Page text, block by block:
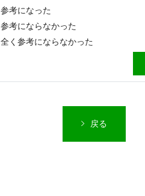
参考になった
参考にならなかった
全く参考にならなかった
戻る